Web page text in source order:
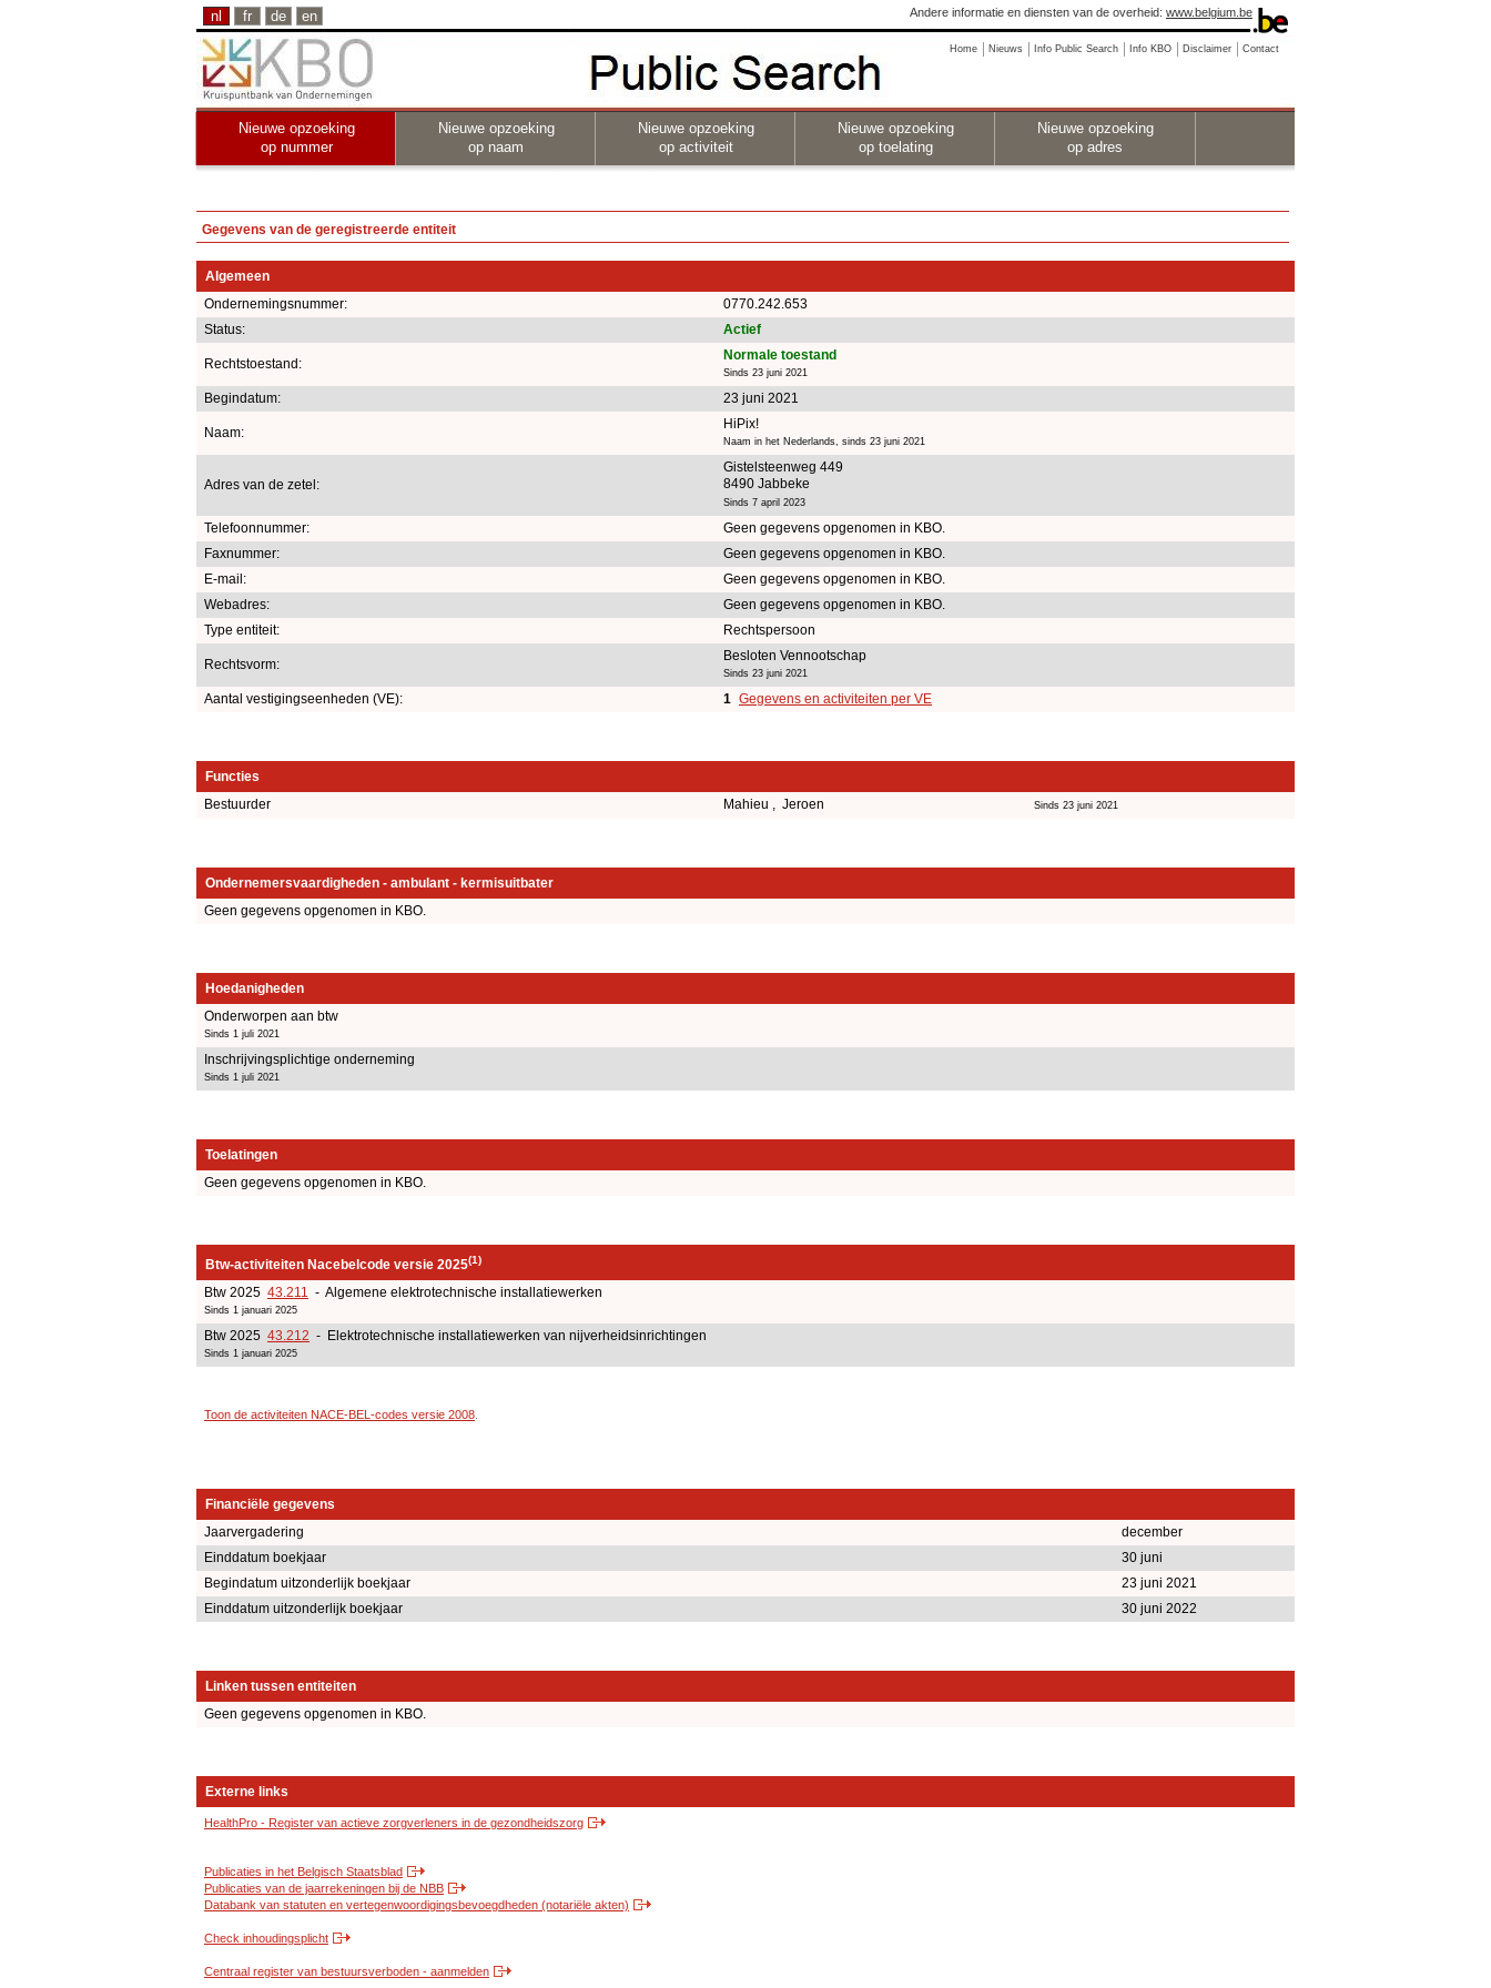
nl fr de en Andere informatie en diensten van de overheid: www.belgium.be
Home Nieuws Info Public Search Info KBO Disclaimer Contact
Nieuwe opzoeking
op nummer
Nieuwe opzoeking
op naam
Nieuwe opzoeking
op activiteit
Nieuwe opzoeking
op toelating
Nieuwe opzoeking
op adres
Gegevens van de geregistreerde entiteit
Algemeen
Ondernemingsnummer:
0770.242.653
Status:
Actief
Rechtstoestand:
Normale toestand
Sinds 23 juni 2021
Begindatum: 23 juni 2021
Naam:
HiPix!
Naam in het Nederlands, sinds 23 juni 2021
Adres van de zetel:
Gistelsteenweg 449
8490 Jabbeke
Sinds 7 april 2023
Telefoonnummer:
Geen gegevens opgenomen in KBO.
Faxnummer:
Geen gegevens opgenomen in KBO.
E-mail:
Geen gegevens opgenomen in KBO.
Webadres:
Geen gegevens opgenomen in KBO.
Type entiteit:
Rechtspersoon
Rechtsvorm:
Besloten Vennootschap
Sinds 23 juni 2021
Aantal vestigingseenheden (VE): 1 Gegevens en activiteiten per VE
Functies
Bestuurder
Mahieu , Jeroen Sinds 23 juni 2021
Ondernemersvaardigheden - ambulant - kermisuitbater
Geen gegevens opgenomen in KBO.
Hoedanigheden
Onderworpen aan btw
Sinds 1 juli 2021
Inschrijvingsplichtige onderneming
Sinds 1 juli 2021
Toelatingen
Geen gegevens opgenomen in KBO.
Btw-activiteiten Nacebelcode versie 2025(1)
Btw 2025 43.211 - Algemene elektrotechnische installatiewerken
Sinds 1 januari 2025
Btw 2025 43.212 - Elektrotechnische installatiewerken van nijverheidsinrichtingen
Sinds 1 januari 2025
Toon de activiteiten NACE-BEL-codes versie 2008
Financiële gegevens
Jaarvergadering
december
Einddatum boekjaar
30 juni
Begindatum uitzonderlijk boekjaar
23 juni 2021
Einddatum uitzonderlijk boekjaar
30 juni 2022
Linken tussen entiteiten
Geen gegevens opgenomen in KBO.
Externe links
HealthPro - Register van actieve zorgverleners in de gezondheidszorg
Publicaties in het Belgisch Staatsblad
Publicaties van de jaarrekeningen bij de NBB
Databank van statuten en vertegenwoordigingsbevoegdheden (notariële akten)
Check inhoudingsplicht
Centraal register van bestuursverboden - aanmelden